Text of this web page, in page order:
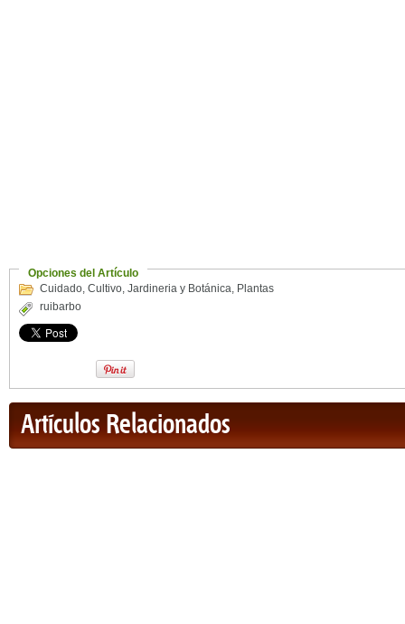
Opciones del Artículo
Cuidado, Cultivo, Jardineria y Botánica, Plantas
ruibarbo
Artículos Relacionados